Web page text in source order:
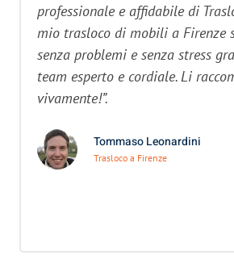
professionale e affidabile di
mio trasloco di mobili a Firenze
senza problemi e senza stress
team esperto e cordiale. Li
vivamente!”.
Tommaso Leonardini
Trasloco a Firenze